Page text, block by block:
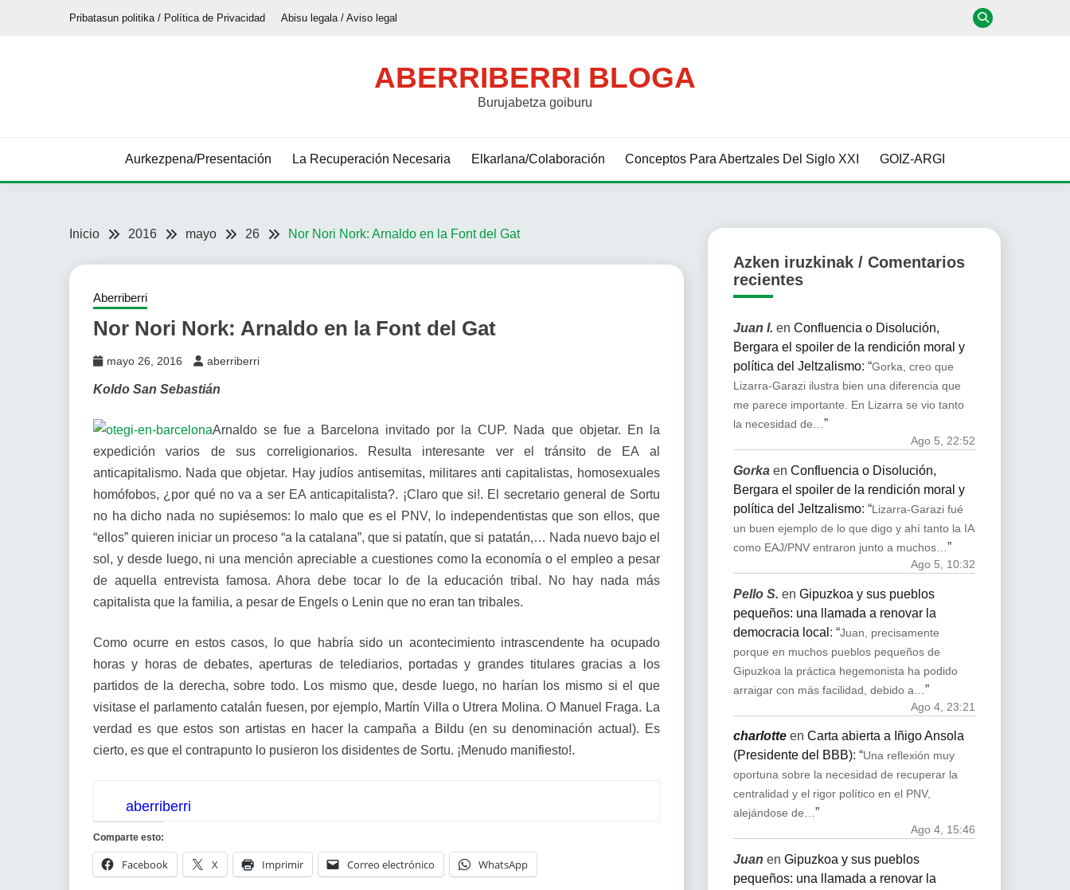
Pribatasun politika / Política de Privacidad Abisu legala / Aviso legal
ABERRIBERRI BLOGA
Burujabetza goiburu
Aurkezpena/Presentación La Recuperación Necesaria Elkarlana/Colaboración Conceptos Para Abertzales Del Siglo XXI GOIZ-ARGI
Inicio 2016 mayo 26 Nor Nori Nork: Arnaldo en la Font del Gat
Aberriberri
Nor Nori Nork: Arnaldo en la Font del Gat
mayo 26, 2016 aberriberri
Koldo San Sebastián
Arnaldo se fue a Barcelona invitado por la CUP. Nada que objetar. En la
expedición varios de sus correligionarios. Resulta interesante ver el tránsito de EA al
anticapitalismo. Nada que objetar. Hay judíos antisemitas, militares anti capitalistas, homosexuales
homófobos, ¿por qué no va a ser EA anticapitalista?. ¡Claro que si!. El secretario general de Sortu
no ha dicho nada no supiésemos: lo malo que es el PNV, lo independentistas que son ellos, que
“ellos” quieren iniciar un proceso “a la catalana”, que si patatín, que si patatán,… Nada nuevo bajo el
sol, y desde luego, ni una mención apreciable a cuestiones como la economía o el empleo a pesar
de aquella entrevista famosa. Ahora debe tocar lo de la educación tribal. No hay nada más
capitalista que la familia, a pesar de Engels o Lenin que no eran tan tribales.
Como ocurre en estos casos, lo que habría sido un acontecimiento intrascendente ha ocupado
horas y horas de debates, aperturas de telediarios, portadas y grandes titulares gracias a los
partidos de la derecha, sobre todo. Los mismo que, desde luego, no harían los mismo si el que
visitase el parlamento catalán fuesen, por ejemplo, Martín Villa o Utrera Molina. O Manuel Fraga. La
verdad es que estos son artistas en hacer la campaña a Bildu (en su denominación actual). Es
cierto, es que el contrapunto lo pusieron los disidentes de Sortu. ¡Menudo manifiesto!.
aberriberri
Comparte esto:
Facebook X Imprimir Correo electrónico WhatsApp
Azken iruzkinak / Comentarios
recientes
Juan I. en Confluencia o Disolución,
Bergara el spoiler de la rendición moral y
política del Jeltzalismo: “Gorka, creo que
Lizarra-Garazi ilustra bien una diferencia que
me parece importante. En Lizarra se vio tanto
la necesidad de…”
Ago 5, 22:52
Gorkaen Confluencia o Disolución,
Bergara el spoiler de la rendición moral y
política del Jeltzalismo: “Lizarra-Garazi fué
un buen ejemplo de lo que digo y ahí tanto la IA
como EAJ/PNV entraron junto a muchos… ”
Ago 5, 10:32
Pello S. en Gipuzkoa y sus pueblos
pequeños: una llamada a renovar la
democracia local : “Juan, precisamente
porque en muchos pueblos pequeños de
Gipuzkoa la práctica hegemonista ha podido
arraigar con más facilidad, debido a… ”
Ago 4, 23:21
charlotteen Carta abierta a Iñigo Ansola
(Presidente del BBB): “Una reflexión muy
oportuna sobre la necesidad de recuperar la
centralidad y el rigor político en el PNV,
alejándose de…”
Ago 4, 15:46
Juan en Gipuzkoa y sus pueblos
pequeños: una llamada a renovar la